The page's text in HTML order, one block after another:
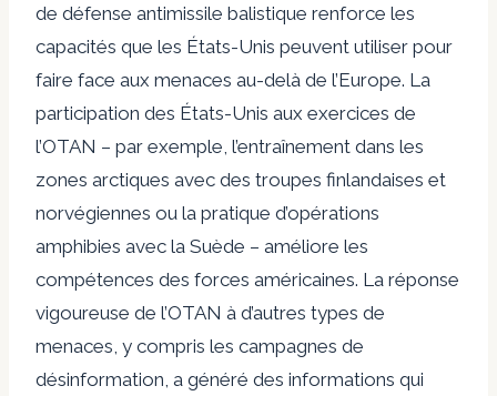
de défense antimissile balistique renforce les
capacités que les États-Unis peuvent utiliser pour
faire face aux menaces au-delà de l’Europe. La
participation des États-Unis aux exercices de
l’OTAN – par exemple, l’entraînement dans les
zones arctiques avec des troupes finlandaises et
norvégiennes ou la pratique d’opérations
amphibies avec la Suède – améliore les
compétences des forces américaines. La réponse
vigoureuse de l’OTAN à d’autres types de
menaces, y compris les campagnes de
désinformation, a généré des informations qui